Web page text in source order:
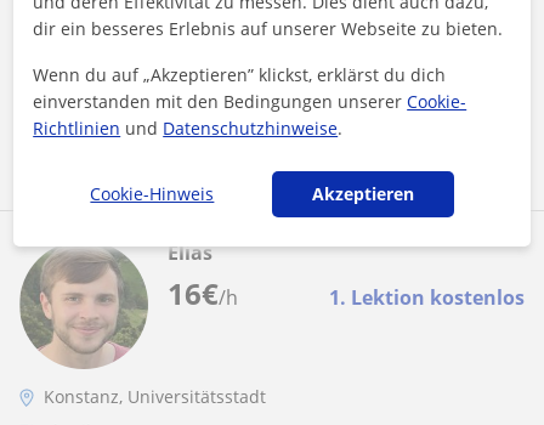
HTWG Konstanz. Mathe fand ich schon in der Schule
spannend – vor allem, wenn...
Mehr sehen Kontaktieren
16€/h 1. Lektion kostenlos
Elias
Konstanz, Universitätsstadt
dir ein besseres Erlebnis auf unserer Webseite zu bieten.
Wenn du auf „Akzeptieren” klickst, erklärst du dich
einverstanden mit den Bedingungen unsererCookie-
Richtlinien und Datenschutzhinweise.
Cookie-Hinweis Akzeptieren